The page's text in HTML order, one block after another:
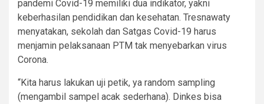
pandemi Covid-19 memiliki dua indikator, yakni
keberhasilan pendidikan dan kesehatan. Tresnawaty
menyatakan, sekolah dan Satgas Covid-19 harus
menjamin pelaksanaan PTM tak menyebarkan virus
Corona.
“Kita harus lakukan uji petik, ya random sampling
(mengambil sampel acak sederhana). Dinkes bisa